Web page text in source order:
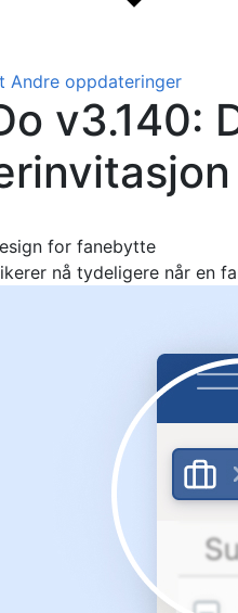
Andre oppdateringer
v3.140:
for fanebytte
nå tydeligere når en